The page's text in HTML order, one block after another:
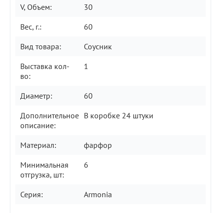
V, Объем:
30
Вес, г.:
60
Вид товара:
Соусник
Выставка кол-
во:
1
Диаметр:
60
Дополнительное
описание:
В коробке 24 штуки
Материал:
фарфор
Минимальная
отгрузка, шт:
6
Серия: Armonia